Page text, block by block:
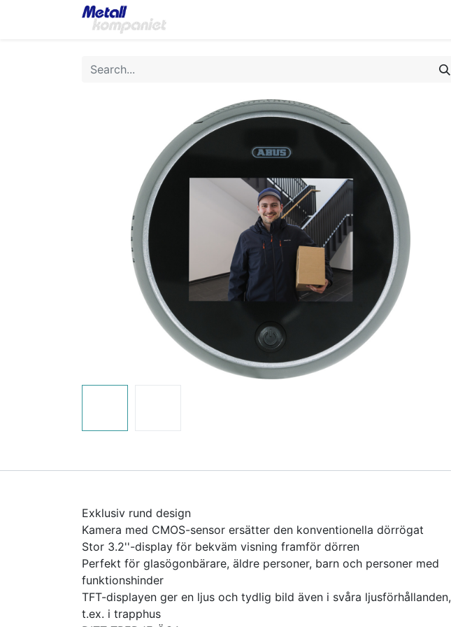
Exklusiv rund design
Kamera med CMOS-sensor ersätter den konventionella dörrögat
Stor 3.2''-display för bekväm visning framför dörren
Perfekt för glasögonbärare, äldre personer, barn och personer med
funktionshinder
TFT-displayen ger en ljus och tydlig bild även i svåra ljusförhållanden,
t.ex. i trapphus